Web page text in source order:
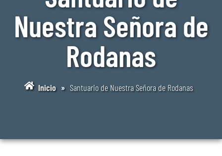
Nuestra Señora de
Rodanas
Inicio » Santuario de Nuestra Señora de Rodanas